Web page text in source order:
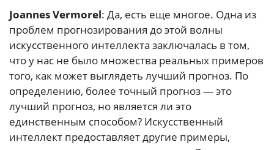
Joannes Vermorel: Да, есть еще многое. Одна из
проблем прогнозирования до этой волны
искусственного интеллекта заключалась в том,
что у нас не было множества реальных примеров
того, как может выглядеть лучший прогноз. По
определению, более точный прогноз — это
лучший прогноз, но является ли это
единственным способом? Искусственный
интеллект предоставляет другие примеры,